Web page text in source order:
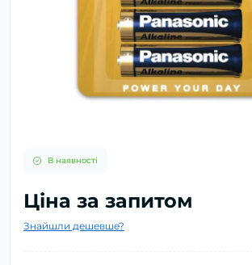
В наявності
Ціна за запитом
Знайшли дешевше?